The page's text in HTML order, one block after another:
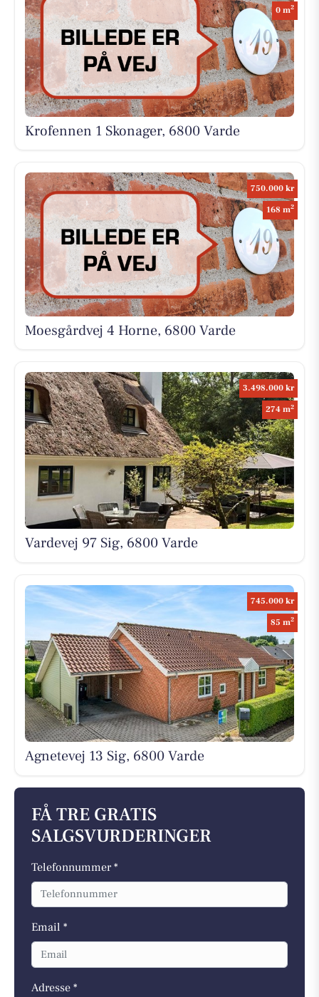
0 m2
Krofennen 1 Skonager, 6800 Varde
750.000 kr
168 m2
Moesgårdvej 4 Horne, 6800 Varde
3.498.000 kr
274 m2
Vardevej 97 Sig, 6800 Varde
745.000 kr
85 m2
Agnetevej 13 Sig, 6800 Varde
FÅ TRE GRATIS
SALGSVURDERINGER
Telefonnummer *
Email *
Adresse *